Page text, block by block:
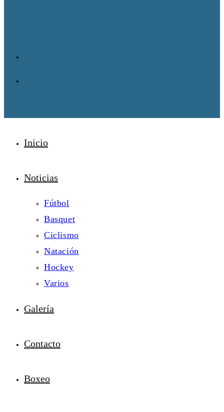
Inicio
Noticias
Fútbol
Basquet
Ciclismo
Natación
Hockey
Varios
Galería
Contacto
Boxeo